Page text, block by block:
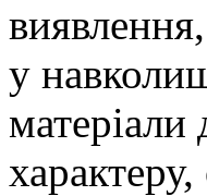
у
матеріали
характеру,